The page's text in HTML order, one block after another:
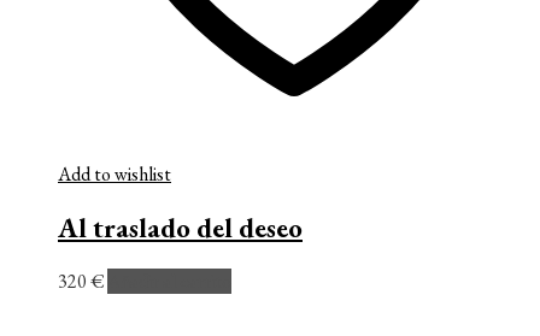
Add to wishlist
Al traslado del deseo
320€